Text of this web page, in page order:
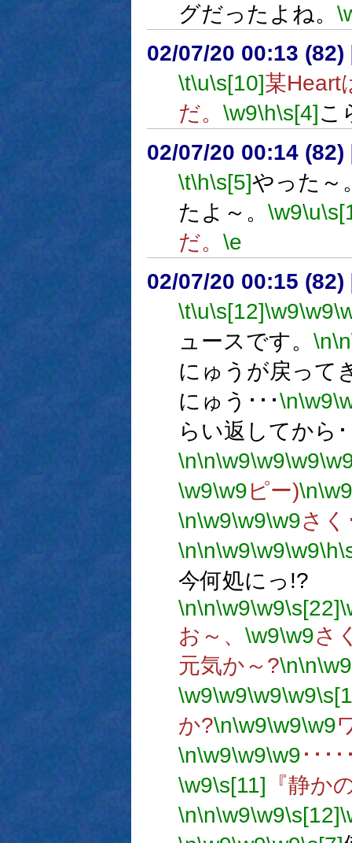
グだったよね。
02/07/20 00:13 (82)
\t\u\s[10]某Heart
だ。 \w9\h\s[4]こ
02/07/20 00:14 (82)
\t\h\s[5]やった～
たよ～。 \w9\u
だ。 \e
02/07/20 00:15 (82)
\t\u\s[12]\w9\w9
ュースです。 \n\n
にゅうが戻って
にゅう･･･\n\w9
らい返してから･
\n\n\w9\w9\w9
\w9\w9ピー)\n\w9
\n\w9\w9\w9さく
\n\n\w9\w9\w9\h
今何処にっ!?
\n\n\w9\w9\s[22]
お～、 \w9\w9さ
元気か～?\n\n\w9
\w9\w9\w9\w9
か?\n\w9\w9\w9
\n\w9\w9\w9････
\w9\s[11] 『静か
\n\n\w9\w9\s[12]